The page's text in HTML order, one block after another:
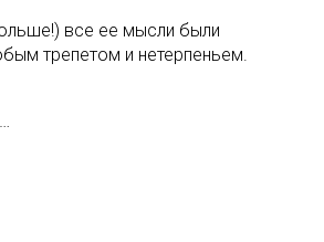
все ее мысли были
трепетом и нетерпеньем.